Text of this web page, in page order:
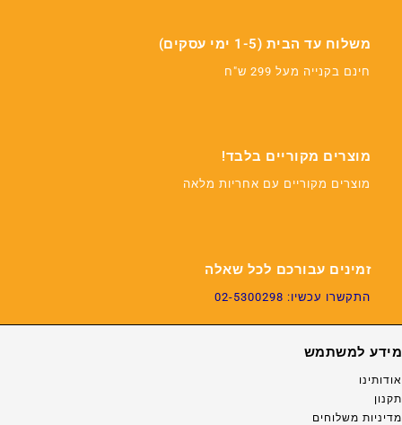
משלוח עד הבית (1-5 ימי עסקים)
חינם בקנייה מעל 299 ש"ח
מוצרים מקוריים בלבד!
מוצרים מקוריים עם אחריות מלאה
זמינים עבורכם לכל שאלה
התקשרו עכשיו: 02-5300298
מידע למשתמש
אודותינו
תקנון
מדיניות משלוחים